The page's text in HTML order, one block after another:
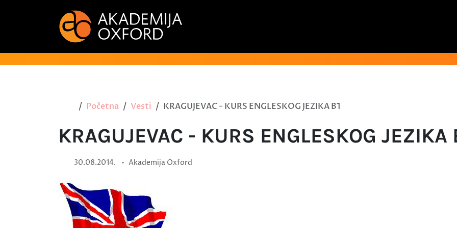
Početna Vesti KRAGUJEVAC - KURS ENGLESKOG JEZIKA B1
KRAGUJEVAC - KURS ENGLESKOG JEZIKA
30.08.2014. • Akademija Oxford